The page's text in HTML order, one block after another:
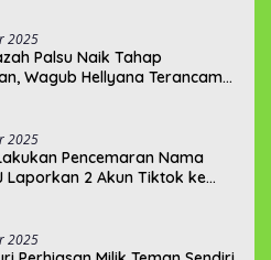
2025
Palsu Naik Tahap
Wagub Hellyana Terancam
2025
Pencemaran Nama
Laporkan 2 Akun Tiktok ke
2025